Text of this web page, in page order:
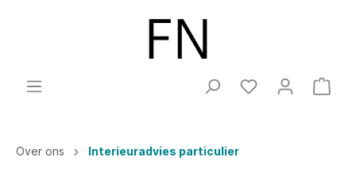
Over ons Interieuradvies particulier